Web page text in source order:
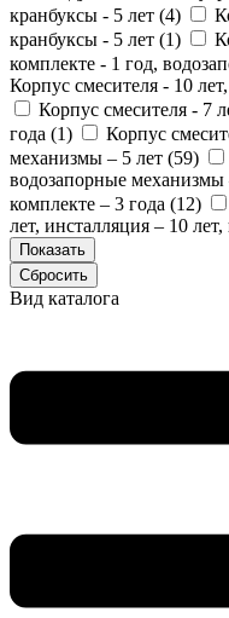
кранбуксы - 5 лет (4)
кранбуксы - 5 лет (1)
комплекте - 1 год,
Корпус смесителя - 10
Корпус смесителя - 7
года (1)
Корпус
механизмы – 5 лет (59)
водозапорные механизмы
комплекте – 3 года (12)
лет, инсталляция – 10
Вид каталога